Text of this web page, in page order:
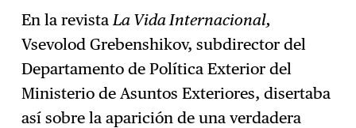
En la revistaLa Vida Internacional,
Vsevolod Grebenshikov, subdirector del
Departamento de Política Exterior del
Ministerio de Asuntos Exteriores, disertaba
así sobre la aparición de una verdadera